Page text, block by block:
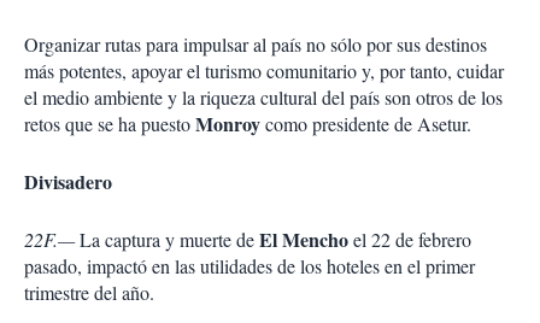
Organizar rutas para impulsar al país no sólo por sus destinos
más potentes, apoyar el turismo comunitario y, por tanto, cuidar
el medio ambiente y la riqueza cultural del país son otros de los
retos que se ha puestoMonroycomo presidente de Asetur.
Divisadero
22F.—La captura y muerte deEl Menchoel 22 de febrero
pasado, impactó en las utilidades de los hoteles en el primer
trimestre del año.